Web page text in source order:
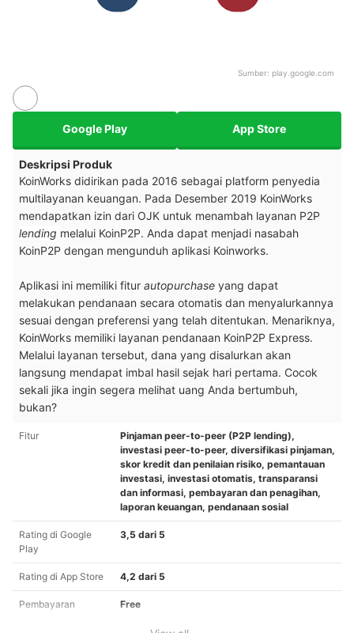
Sumber: play.google.com
Google Play App Store
Deskripsi Produk
KoinWorks didirikan pada 2016 sebagai platform penyedia
multilayanan keuangan. Pada Desember 2019 KoinWorks
mendapatkan izin dari OJK untuk menambah layanan P2P
lending melalui KoinP2P. Anda dapat menjadi nasabah
KoinP2P dengan mengunduh aplikasi Koinworks.
Aplikasi ini memiliki fitur autopurchase yang dapat
melakukan pendanaan secara otomatis dan menyalurkannya
sesuai dengan preferensi yang telah ditentukan. Menariknya,
KoinWorks memiliki layanan pendanaan KoinP2P Express.
Melalui layanan tersebut, dana yang disalurkan akan
langsung mendapat imbal hasil sejak hari pertama. Cocok
sekali jika ingin segera melihat uang Anda bertumbuh,
bukan?
Fitur
Pinjaman peer-to-peer (P2P lending),
investasi peer-to-peer, diversifikasi pinjaman,
skor kredit dan penilaian risiko, pemantauan
investasi, investasi otomatis, transparansi
dan informasi, pembayaran dan penagihan,
laporan keuangan, pendanaan sosial
Rating di Google
Play
3,5 dari 5
Rating di App Store 4,2 dari 5
Pembayaran Free